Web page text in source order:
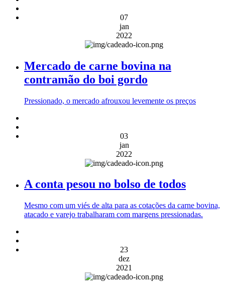
07
jan
2022
Mercado de carne bovina na
contramão do boi gordo
Pressionado, o mercado afrouxou levemente os preços
03
jan
2022
A conta pesou no bolso de todos
Mesmo com um viés de alta para as cotações da carne bovina,
atacado e varejo trabalharam com margens pressionadas.
23
dez
2021